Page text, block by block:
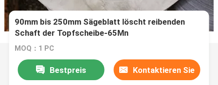
90mm bis 250mm Sägeblatt löscht reibenden
Schaft der Topfscheibe-65Mn
MOQ：1 PC
Bestpreis Kontaktieren Sie